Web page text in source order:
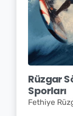
Rüzgar
Sporları
Fethiye